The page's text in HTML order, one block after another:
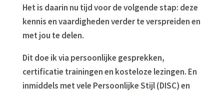
Het is daarin nu tijd voor de volgende stap: deze
kennis en vaardigheden verder te verspreiden en
met jou te delen.
Dit doe ik via persoonlijke gesprekken,
certificatie trainingen en kosteloze lezingen. En
inmiddels met vele Persoonlijke Stijl (DISC) en